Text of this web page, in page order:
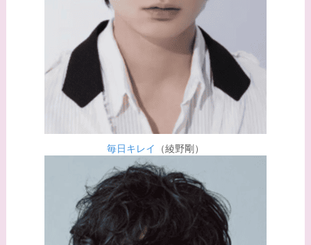
【画像】早乙女友貴と
島袋寛子の離婚理由は
なに？2人は現在何し
てる？
【画像】松田賢二と辺
見えみりの離婚理由は
なに？子供は現在何し
てる？
【画像】野呂佳代と似
てる有名人３選！AKB
時代痩せていた？旦那
毎日キレイ （綾野剛）